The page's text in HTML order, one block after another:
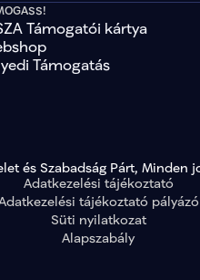
Támogatói kártya
Támogatás
és Szabadság Párt, Minden
Adatkezelési tájékoztató
tájékoztató pályázó
Süti nyilatkozat
Alapszabály